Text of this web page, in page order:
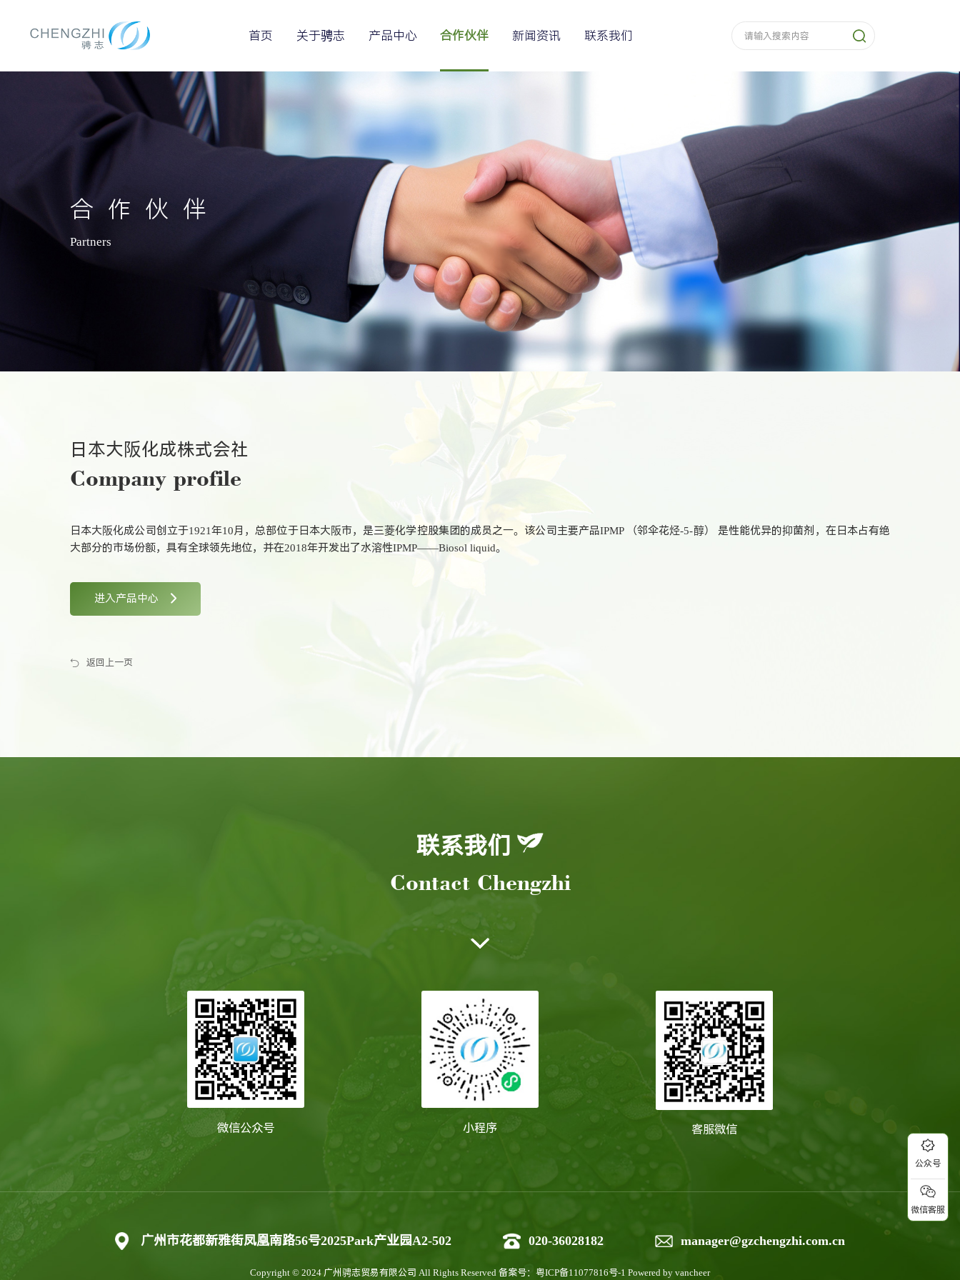
首页 关于骋志 产品中心 合作伙伴 新闻资讯 联系我们
合作伙伴
Partners
日本大阪化成株式会社
Company profile
日本大阪化成公司创立于1921年10月，总部位于日本大阪市，是三菱化学控股集团的成员之一。该公司主要产品IPMP （邻伞花烃-5-醇） 是性能优异的抑菌剂，在日本占有绝
大部分的市场份额，具有全球领先地位，并在2018年开发出了水溶性IPMP——Biosol liquid。
进入产品中心
返回上一页
联系我们
Contact Chengzhi
微信公众号 小程序 客服微信
广州市花都新雅街凤凰南路56号2025Park产业园A2-502 020-36028182 manager@gzchengzhi.com.cn
Copyright © 2024 广州骋志贸易有限公司 All Rights Reserved 备案号：粤ICP备11077816号-1 Powered by vancheer
公众号
微信客服